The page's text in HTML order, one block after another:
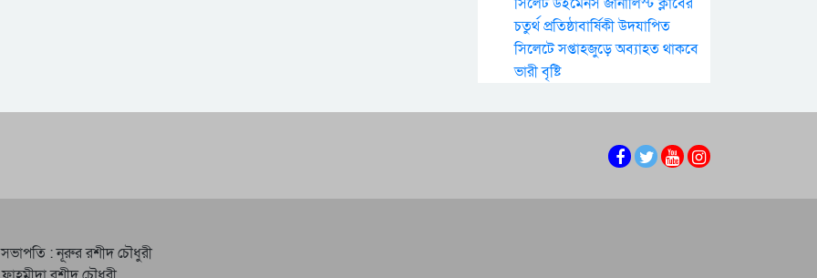
চতুর্থ প্রতিষ্ঠাবার্ষিকী উদযাপিত
সিলেটে সপ্তাহজুড়ে অব্যাহত থাকবে
ভারী বৃষ্টি
: নূরুর রশীদ চৌধুরী